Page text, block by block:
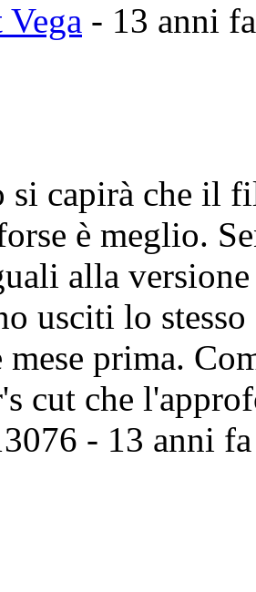
- 13 anni fa
si capirà che il
è meglio.
alla
usciti lo
mese prima.
cut che
- 13 anni fa